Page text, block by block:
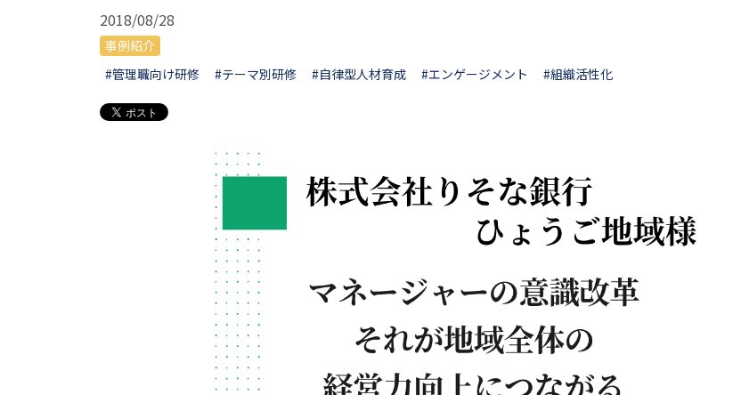
2018/08/28
事例紹介
#管理職向け研修
#テーマ別研修 #自律型人材育成 #エンゲージメント #組織活性化